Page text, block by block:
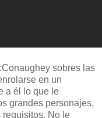
sobres las
en un
a él lo que le
grandes personajes,
requisitos. No le